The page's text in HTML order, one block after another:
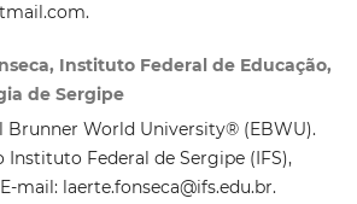
Instituto Federal de Educação,
de Sergipe
Brunner World University® (EBWU).
Federal de Sergipe (IFS),
mail: laerte.fonseca@ifs.edu.br.